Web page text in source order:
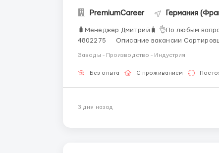
PremiumCareer Германия
🧳Менеджер Дмитрий🧳 👌По любым
4802275 Описание вакансии Сортировщик на склад одежды HUGO BOSS Место работы
Заводы - Производство - Индустрия
Без опыта С проживанием
3 дня назад